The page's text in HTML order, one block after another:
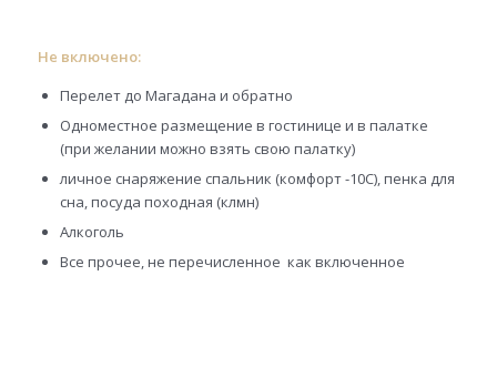
Не включено:
Перелет до Магадана и обратно
Одноместное размещение в гостинице и в палатке
(при желании можно взять свою палатку)
личное снаряжение спальник (комфорт -10С), пенка для
сна, посуда походная (клмн)
Алкоголь
Все прочее, не перечисленное как включенное